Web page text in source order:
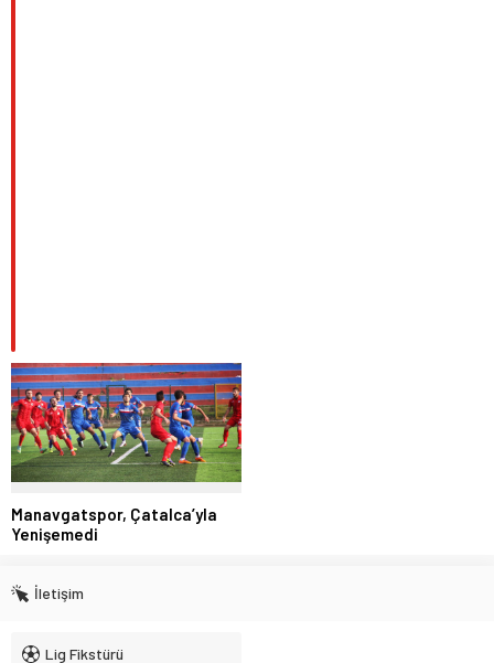
Manavgatspor, Çatalca’yla
Yenişemedi
İletişim
Lig Fikstürü